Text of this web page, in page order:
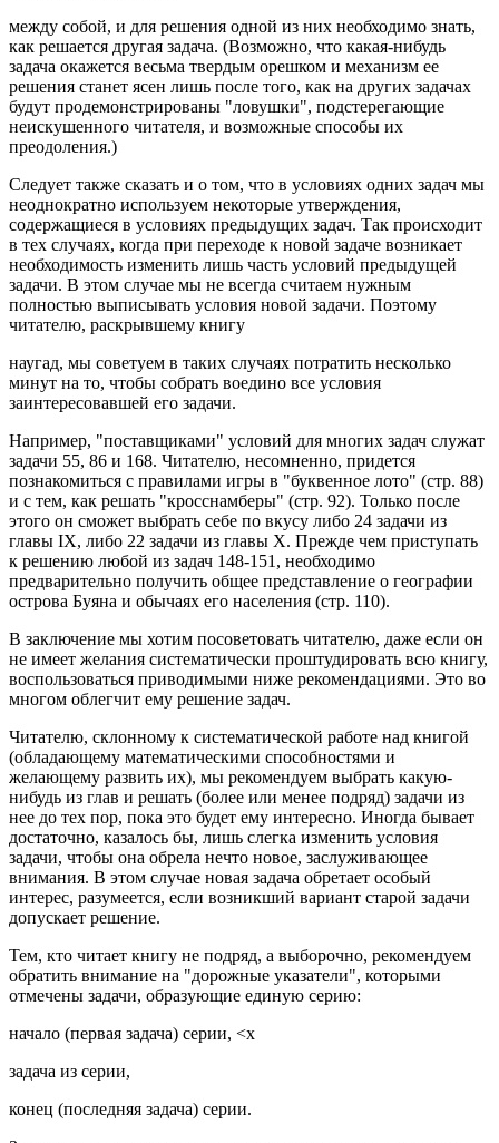
между собой, и для решения одной из них необходимо знать,
как решается другая задача. (Возможно, что какая-нибудь
задача окажется весьма твердым орешком и механизм ее
решения станет ясен лишь после того, как на других задачах
будут продемонстрированы "ловушки", подстерегающие
неискушенного читателя, и возможные способы их
преодоления.)
Следует также сказать и о том, что в условиях одних задач мы
неоднократно используем некоторые утверждения,
содержащиеся в условиях предыдущих задач. Так происходит
в тех случаях, когда при переходе к новой задаче возникает
необходимость изменить лишь часть условий предыдущей
задачи. В этом случае мы не всегда считаем нужным
полностью выписывать условия новой задачи. Поэтому
читателю, раскрывшему книгу
наугад, мы советуем в таких случаях потратить несколько
минут на то, чтобы собрать воедино все условия
заинтересовавшей его задачи.
Например, "поставщиками" условий для многих задач служат
задачи 55, 86 и 168. Читателю, несомненно, придется
познакомиться с правилами игры в "буквенное лото" (стр. 88)
и с тем, как решать "кросснамберы" (стр. 92). Только после
этого он сможет выбрать себе по вкусу либо 24 задачи из
главы IX, либо 22 задачи из главы X. Прежде чем приступать
к решению любой из задач 148-151, необходимо
предварительно получить общее представление о географии
острова Буяна и обычаях его населения (стр. 110).
В заключение мы хотим посоветовать читателю, даже если он
не имеет желания систематически проштудировать всю книгу,
воспользоваться приводимыми ниже рекомендациями. Это во
многом облегчит ему решение задач.
Читателю, склонному к систематической работе над книгой
(обладающему математическими способностями и
желающему развить их), мы рекомендуем выбрать какую-
нибудь из глав и решать (более или менее подряд) задачи из
нее до тех пор, пока это будет ему интересно. Иногда бывает
достаточно, казалось бы, лишь слегка изменить условия
задачи, чтобы она обрела нечто новое, заслуживающее
внимания. В этом случае новая задача обретает особый
интерес, разумеется, если возникший вариант старой задачи
допускает решение.
Тем, кто читает книгу не подряд, а выборочно, рекомендуем
обратить внимание на "дорожные указатели", которыми
отмечены задачи, образующие единую серию:
начало (первая задача) серии, <х
задача из серии,
конец (последняя задача) серии.